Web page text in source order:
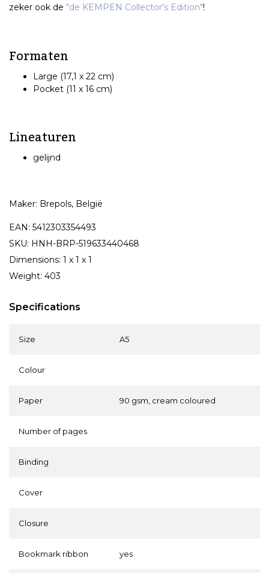
zeker ook de "de KEMPEN Collector's Edition"!
Formaten
Large (17,1 x 22 cm)
Pocket (11 x 16 cm)
Lineaturen
gelijnd
Maker: Brepols, België
EAN: 5412303354493
SKU: HNH-BRP-519633440468
Dimensions: 1 x 1 x 1
Weight: 403
Specifications
Size A5
Colour
Paper 90 gsm, cream coloured
Number of pages
Binding
Cover
Closure
Bookmark ribbon yes